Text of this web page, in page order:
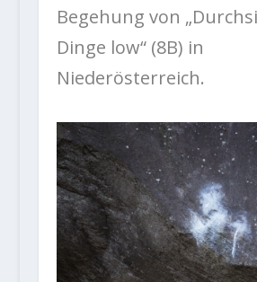
Begehung von
Dinge low“ (8B) in
Niederösterreich.